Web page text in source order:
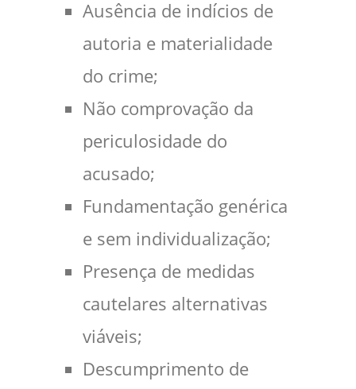
Ausência de indícios de
autoria e materialidade
do crime;
Não comprovação da
periculosidade do
acusado;
Fundamentação genérica
e sem individualização;
Presença de medidas
cautelares alternativas
viáveis;
Descumprimento de